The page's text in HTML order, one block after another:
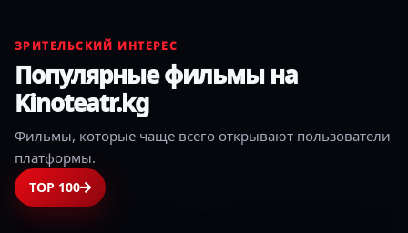
ЗРИТЕЛЬСКИЙ ИНТЕРЕС
Популярные фильмы на
Kinoteatr.kg
Фильмы, которые чаще всего открывают пользователи
платформы.
TOP 100